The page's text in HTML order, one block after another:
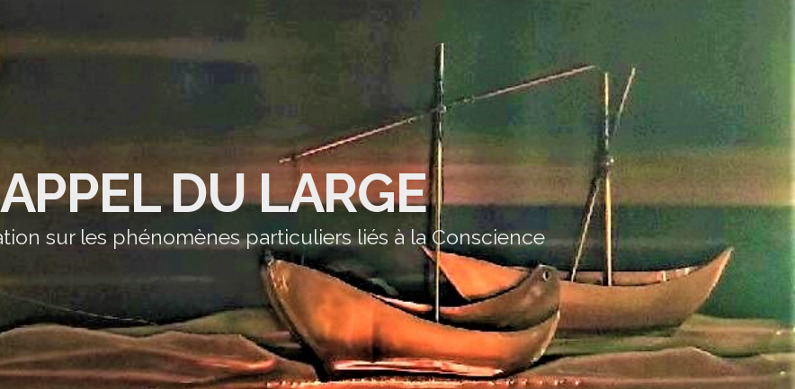
DU LARGE
sur les phénomènes particuliers liés à la Conscience